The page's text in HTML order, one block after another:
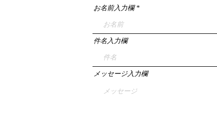
お名前入力欄
件名入力欄
メッセージ入力欄